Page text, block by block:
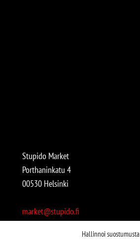
Hallinnoi suostumusta
Stupido Market
Porthaninkatu 4
00530 Helsinki
market@stupido.fi